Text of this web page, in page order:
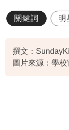
關鍵詞 明
撰文：
圖片來源：學